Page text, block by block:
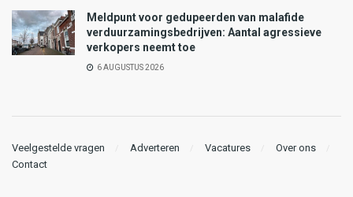
Meldpunt voor gedupeerden van malafide
verduurzamingsbedrijven: Aantal agressieve
verkopers neemt toe
6 AUGUSTUS 2026
Veelgestelde vragen Adverteren Vacatures
Over ons
Contact